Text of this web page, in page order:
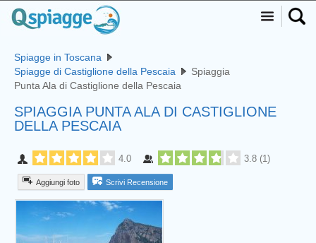
Spiagge in Toscana
Spiagge di Castiglione della Pescaia
Spiaggia
Punta Ala di Castiglione della Pescaia
SPIAGGIA PUNTA ALA DI CASTIGLIONE
DELLA PESCAIA
4.0 3.8 (1)
Aggiungi foto Scrivi Recensione